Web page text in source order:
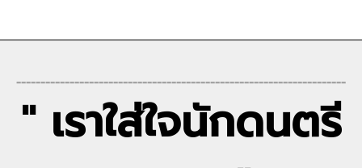
--------------------------------------------------------------------
" เราใส่ใจนักดนตรี